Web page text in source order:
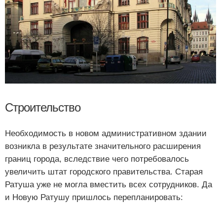
Строительство
Необходимость в новом административном здании
возникла в результате значительного расширения
границ города, вследствие чего потребовалось
увеличить штат городского правительства. Старая
Ратуша уже не могла вместить всех сотрудников. Да
и Новую Ратушу пришлось перепланировать: